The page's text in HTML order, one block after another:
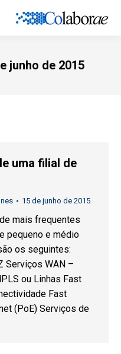
junho de 2015
uma filial de
15 de junho de 2015
mais frequentes
pequeno e médio
os seguintes:
Serviços WAN –
ou Linhas Fast
Fast
(PoE) Serviços de